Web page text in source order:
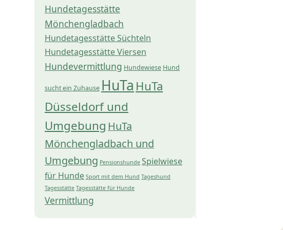
Hundetagesstätte
Mönchengladbach
Hundetagesstätte Süchteln
Hundetagesstätte Viersen
Hundevermittlung Hundewiese Hund
sucht ein Zuhause HuTa HuTa
Düsseldorf und
Umgebung HuTa
Mönchengladbach und
Umgebung Pensionshunde Spielwiese
für Hunde Sport mit dem Hund Tageshund
Tagesstätte Tagesstätte für Hunde
Vermittlung